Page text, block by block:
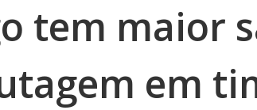
tem maior
em